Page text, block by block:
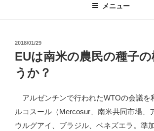
メニュー
投
稿
日:
2018/01/29
EUは南米の農民の種子
うか？
アルゼンチンで行われたWTOの会議を
ルコスール（Mercosur、南米共同市場、
ウルグアイ、ブラジル、ベネズエラ。準